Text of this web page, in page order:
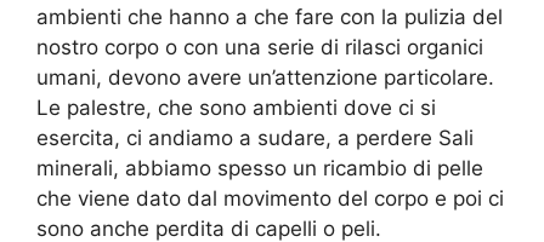
ambienti che hanno a che fare con la pulizia del
nostro corpo o con una serie di rilasci organici
umani, devono avere un’attenzione particolare.
Le palestre, che sono ambienti dove ci si
esercita, ci andiamo a sudare, a perdere Sali
minerali, abbiamo spesso un ricambio di pelle
che viene dato dal movimento del corpo e poi ci
sono anche perdita di capelli o peli.